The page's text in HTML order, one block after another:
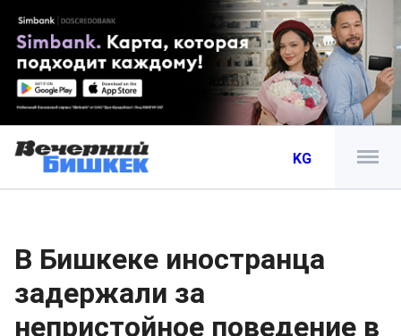
KG
В Бишкеке иностранца
задержали за
непристойное поведение в